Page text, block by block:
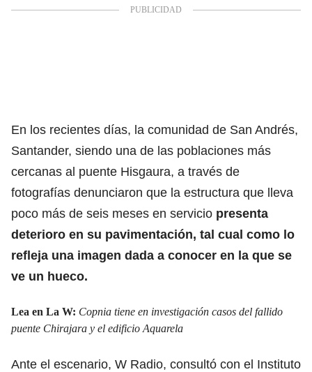
En los recientes días, la comunidad de San Andrés,
Santander, siendo una de las poblaciones más
cercanas al puente Hisgaura, a través de
fotografías denunciaron que la estructura que lleva
poco más de seis meses en servicio presenta
deterioro en su pavimentación, tal cual como lo
refleja una imagen dada a conocer en la que se
ve un hueco.
Lea en La W: Copnia tiene en investigación casos del fallido
puente Chirajara y el edificio Aquarela
Ante el escenario, W Radio, consultó con el Instituto